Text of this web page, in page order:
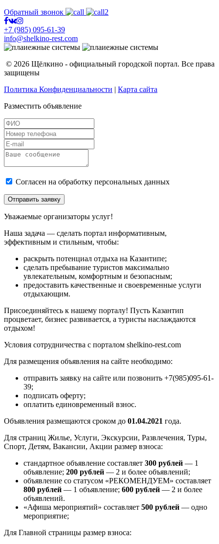
Обратный звонок
+7 (985) 095-61-39
info@shelkino-rest.com
© 2026 Щёлкино - официальный городской портал. Все права
защищены
Политика Конфиденциальности | Карта сайта
Разместить объявление
Согласен на обработку персональных данных
Отправить заявку
Уважаемые организаторы услуг!
Наша задача — сделать портал информативным,
эффективным и стильным, чтобы:
раскрыть потенциал отдыха на Казантипе;
сделать пребывание туристов максимально
увлекательным, комфортным и безопасным;
предоставить качественные и своевременные услуги
отдыхающим.
Присоединяйтесь к нашему порталу! Пусть Казантип
процветает, бизнес развивается, а туристы наслаждаются
отдыхом!
Условия сотрудничества с порталом shelkino-rest.com
Для размещения объявления на сайте необходимо:
отправить заявку на сайте или позвонить +7(985)095-61-
39;
подписать оферту;
оплатить единовременный взнос.
Объявления размещаются сроком до 01.04.2021 года.
Для страниц Жилье, Услуги, Экскурсии, Развлечения, Туры,
Спорт, Детям, Вакансии, Акции размер взноса:
стандартное объявление составляет 300 рублей — 1
объявление; 200 рублей — 2 и более объявлений;
объявление со статусом «РЕКОМЕНДУЕМ» составляет
800 рублей — 1 объявление; 600 рублей — 2 и более
объявлений.
«Афиша мероприятий» составляет 500 рублей — одно
мероприятие;
Для Главной страницы размер взноса: